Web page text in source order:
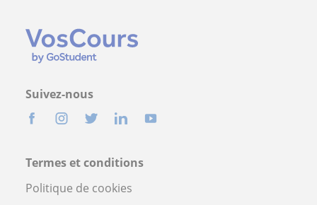
Suivez-nous
Termes et conditions
Politique de cookies